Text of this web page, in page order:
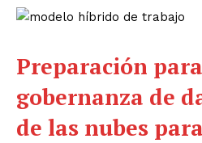
Preparación
gobernanza de
de las nubes para